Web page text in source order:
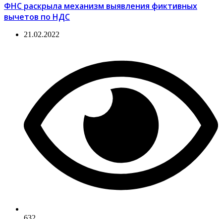
ФНС раскрыла механизм выявления фиктивных
вычетов по НДС
21.02.2022